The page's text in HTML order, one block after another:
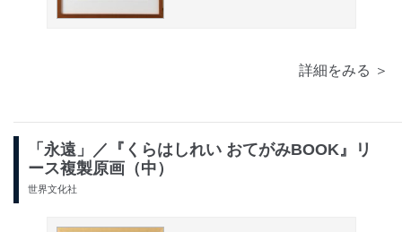
詳細をみる ＞
「永遠」／『くらはしれい おてがみBOOK』リ
ース複製原画（中）
世界文化社